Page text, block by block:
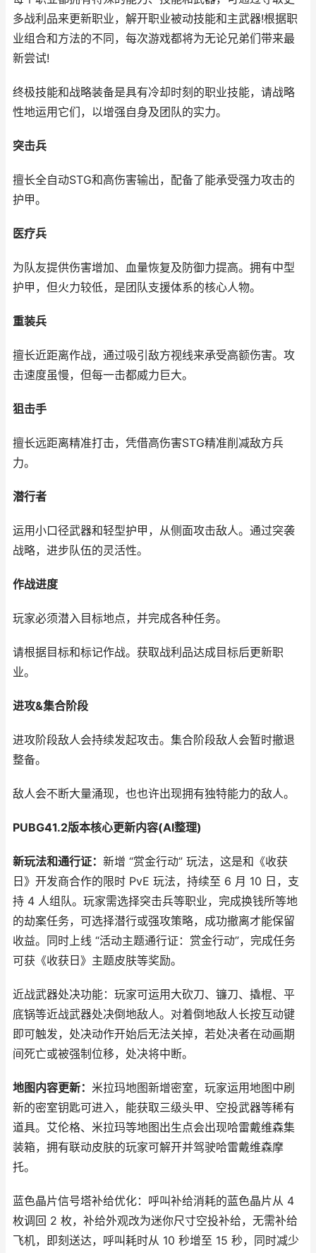
多战利品来更新职业，解开职业被动技能和主武器!根据职
业组合和方法的不同，每次游戏都将为无论兄弟们带来最
新尝试!
终极技能和战略装备是具有冷却时刻的职业技能，请战略
性地运用它们，以增强自身及团队的实力。
突击兵
擅长全自动STG和高伤害输出，配备了能承受强力攻击的
护甲。
医疗兵
为队友提供伤害增加、血量恢复及防御力提高。拥有中型
护甲，但火力较低，是团队支援体系的核心人物。
重装兵
擅长近距离作战，通过吸引敌方视线来承受高额伤害。攻
击速度虽慢，但每一击都威力巨大。
狙击手
擅长远距离精准打击，凭借高伤害STG精准削减敌方兵
力。
潜行者
运用小口径武器和轻型护甲，从侧面攻击敌人。通过突袭
战略，进步队伍的灵活性。
作战进度
玩家必须潜入目标地点，并完成各种任务。
请根据目标和标记作战。获取战利品达成目标后更新职
业。
进攻&集合阶段
进攻阶段敌人会持续发起攻击。集合阶段敌人会暂时撤退
整备。
敌人会不断大量涌现，也也许出现拥有独特能力的敌人。
PUBG41.2版本核心更新内容(AI整理)
新玩法和通行证： 新增 “赏金行动” 玩法，这是和《收获
日》开发商合作的限时 PvE 玩法，持续至 6 月 10 日，支
持 4 人组队。玩家需选择突击兵等职业，完成换钱所等地
的劫案任务，可选择潜行或强攻策略，成功撤离才能保留
收益。同时上线 “活动主题通行证：赏金行动”，完成任务
可获《收获日》主题皮肤等奖励。
近战武器处决功能：玩家可运用大砍刀、镰刀、撬棍、平
底锅等近战武器处决倒地敌人。对着倒地敌人长按互动键
即可触发，处决动作开始后无法关掉，若处决者在动画期
间死亡或被强制位移，处决将中断。
地图内容更新： 米拉玛地图新增密室，玩家运用地图中刷
新的密室钥匙可进入，能获取三级头甲、空投武器等稀有
道具。艾伦格、米拉玛等地图出生点会出现哈雷戴维森集
装箱，拥有联动皮肤的玩家可解开并驾驶哈雷戴维森摩
托。
蓝色晶片信号塔补给优化：呼叫补给消耗的蓝色晶片从 4
枚调回 2 枚，补给外观改为迷你尺寸空投补给，无需补给
飞机，即刻送达，呼叫耗时从 10 秒增至 15 秒，同时减少